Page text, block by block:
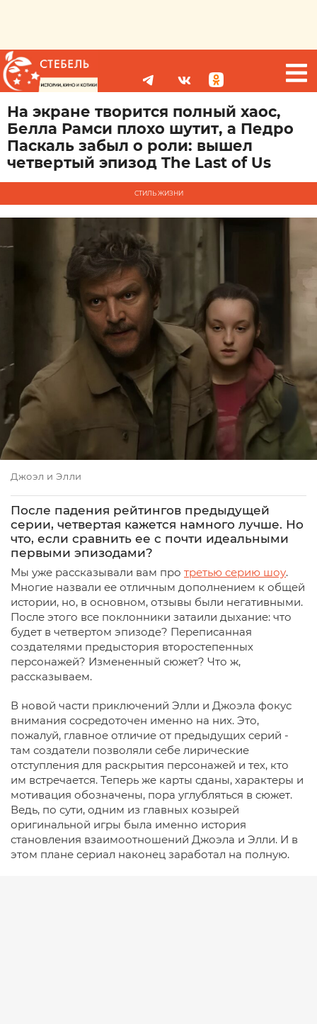
На экране творится полный хаос,
Белла Рамси плохо шутит, а Педро
Паскаль забыл о роли: вышел
четвертый эпизод The Last of Us
СТИЛЬ ЖИЗНИ
Джоэл и Элли
После падения рейтингов предыдущей
серии, четвертая кажется намного лучше. Но
что, если сравнить ее с почти идеальными
первыми эпизодами?
Мы уже рассказывали вам про третью серию шоу.
Многие назвали ее отличным дополнением к общей
истории, но, в основном, отзывы были негативными.
После этого все поклонники затаили дыхание: что
будет в четвертом эпизоде? Переписанная
создателями предыстория второстепенных
персонажей? Измененный сюжет? Что ж,
рассказываем.
В новой части приключений Элли и Джоэла фокус
внимания сосредоточен именно на них. Это,
пожалуй, главное отличие от предыдущих серий -
там создатели позволяли себе лирические
отступления для раскрытия персонажей и тех, кто
им встречается. Теперь же карты сданы, характеры и
мотивация обозначены, пора углубляться в сюжет.
Ведь, по сути, одним из главных козырей
оригинальной игры была именно история
становления взаимоотношений Джоэла и Элли. И в
этом плане сериал наконец заработал на полную.